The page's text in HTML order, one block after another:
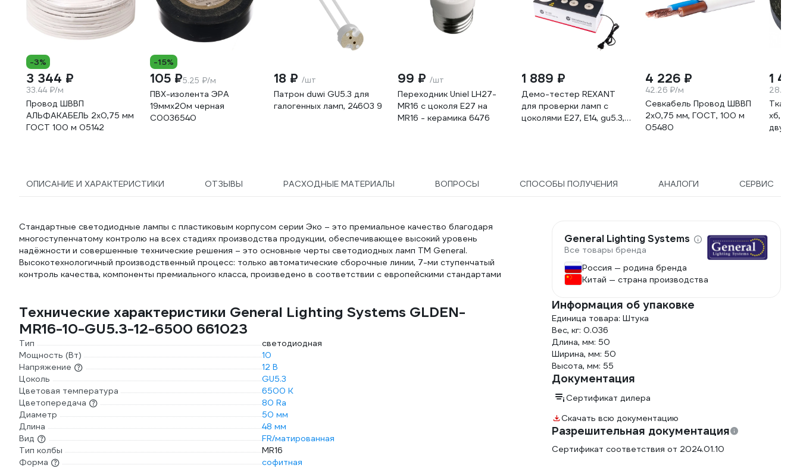
-3%
3 344 ₽
33.44 ₽/м
Провод ШВВП
АЛЬФАКАБЕЛЬ 2х0,75 мм
ГОСТ 100 м 05142
-15%
105 ₽5.25 ₽/м
ПВХ-изолента ЭРА
19ммх20м черная
C0036540
18 ₽ /шт
Патрон duwi GU5.3 для
галогенных ламп, 24603 9
99 ₽ /шт
Переходник Uniel LH27-
MR16 с цоколя Е27 на
MR16 - керамика 6476
1 889 ₽
Демо-тестер REXANT
для проверки ламп с
цоколями Е27, Е14, gu5.3,
4 226 ₽
42.26 ₽/м
Севкабель Провод ШВВП
2х0,75 мм, ГОСТ, 100 м
05480
1
28.34
хб,
ОПИСАНИЕ И ХАРАКТЕРИСТИКИ ОТЗЫВЫ РАСХОДНЫЕ МАТЕРИАЛЫ ВОПРОСЫ СПОСОБЫ ПОЛУЧЕНИЯ АНАЛОГИ СЕРВИС
Стандартные светодиодные лампы с пластиковым корпусом серии Эко – это премиальное качество благодаря
многоступенчатому контролю на всех стадиях производства продукции, обеспечивающее высокий уровень
надёжности и совершенные технические решения – это основные черты светодиодных ламп ТМ General.
Высокотехнологичный производственный процесс: только автоматические сборочные линии, 7-ми ступенчатый
контроль качества, компоненты премиального класса, произведено в соответствии с европейскими стандартами
Технические характеристики General Lighting Systems GLDEN-
MR16-10-GU5.3-12-6500 661023
Тип
светодиодная
Мощность (Вт)
10
Напряжение
12 В
Цоколь
GU5.3
Цветовая температура
6500 К
Цветопередача
80 Ra
Диаметр
50 мм
Длина
48 мм
Вид
FR/матированная
Тип колбы
MR16
Форма
софитная
General Lighting Systems
Все товары бренда
Россия — родина бренда
Китай — страна производства
Информация об упаковке
Единица товара: Штука
Вес, кг: 0.036
Длина, мм: 50
Ширина, мм: 50
Высота, мм: 55
Документация
Сертификат дилера
Скачать всю документацию
Разрешительная документация
Сертификат соответствия от 2024.01.10